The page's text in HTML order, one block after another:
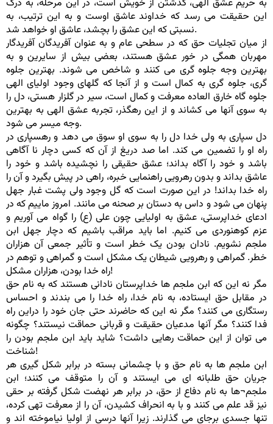
به حریم عشق الهی، گذشتن از خویش است، در این مرحله، به درک
این حقیقت می رسد که خداوند عاشق اوست و به این ترتیب، به
نسبتی که این عشق را بچشد، عاشق او خواهد شد.
از میان تجلیات حق که در سطحی عام و به عنوان آفریدگان آفریدگار
مهربان همگی در خور عشق هستند، بعضی بیش از سایرین و به
بهترین وجه جلوه گری می کنند و شاخص می شوند. بهترین جلوه
گری، جلوه گری به کمال است و از آنجا که گلهای وجود اولیای الهی
جلوه گاه خارق العاده معرفت و کمال است، سیر در گلزار هستی، دل را
به سوی آنها می کشاند و از این رهگذر، تجربه عشق الهی به بهترین
وجه میسر می شود.
دل سپاری به ولی خدا دل را به سوی او سوق می دهد و رهسپاری در
راه او را تضمین می کند. اما صد دریغ از آن که کسی دچار نا آگاهی
باشد و خود را آگاه بداند؛ عشق حقیقی را نچشیده باشد و خود را
عاشق بداند و بدون رهرویی راهنمایی خبره، راهی در پیش بگیرد و آن را
راه خدا بداند! در این صورت است که گل وجود ولی پشت غبار جهل
پنهان می شود و داس به دستان بر صحنه می مانند. امروز ماییم که در
ادعای خداپرستی، عشق به اولیایی چون علی (ع) را گواه می آوریم و
عزم کوهنوردی می کنیم. اما باید مراقب باشیم که دچار جهل ابن
ملجم نشویم. نادان بودن یک خطر است و تأثیر جمعی آن هزاران
خطر. گمراهی و رهرویی شیطان یک مشکل است و گمراهی و توهم در
راه خدا بودن، هزاران مشکل!
مگر نه این که ابن ملجم ها خداپرستان نادانی هستند که به نام حق
در مقابل حق ایستاده، به نام خدا، راه خدا را می بندند و احساس
رستگاری می کنند؟ مگر نه این که حاضرند حتی جان خود را دراین راه
فدا کنند؟ مگر آنها مدعیان حقیقت و قربانی حماقت نیستند؟ چگونه
می توان از این حماقت رهایی داشت؟ شاید باید ابن ملجم بودن را
شناخت!
ابن ملجم ها به نام حق و با چشمانی بسته در برابر شکل گیری هر
جریان حق طلبانه ای می ایستند و آن را متوقف می کنند؛ ابن
ملجم¬ها به نام دفاع از حق، در برابر هر نهضت شکل گرفته بر حقی
نیز قد علم می کنند و با به انحراف کشیدن، آن را از معرفت تهی کرده،
تنها جسدی برجای می گذارند. زیرا آنها درسی از اولیا نیاموخته اند و